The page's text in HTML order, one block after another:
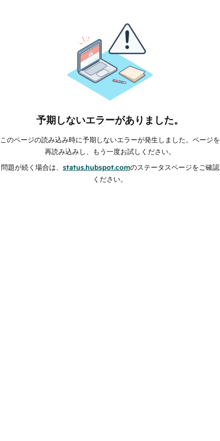
予期しないエラーがありました。
このページの読み込み時に予期しないエラーが発生しました。ページを
再読み込みし、もう一度お試しください。
問題が続く場合は、 status.hubspot.comのステータスページをご確認
ください。